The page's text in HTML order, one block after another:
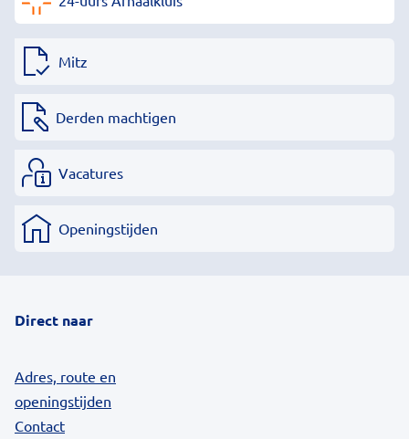
Mitz
Derden machtigen
Vacatures
Openingstijden
Direct naar
Adres, route en
openingstijden
Contact